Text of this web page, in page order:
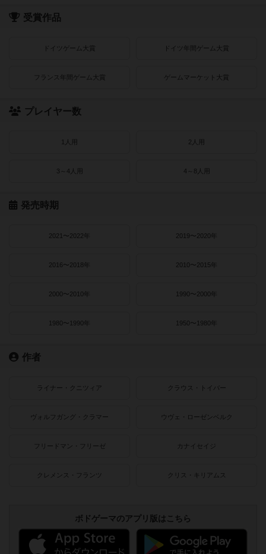
受賞作品
ドイツゲーム大賞 ドイツ年間ゲーム大賞
フランス年間ゲーム大賞 ゲームマーケット大賞
プレイヤー数
1人用 2人用
3～4人用 4～8人用
発売時期
2021〜2022年 2019〜2020年
2016〜2018年 2010〜2015年
2000〜2010年 1990〜2000年
1980〜1990年 1950〜1980年
作者
ライナー・クニツィア クラウス・トイバー
ヴォルフガング・クラマー ウヴェ・ローゼンベルク
フリードマン・フリーゼ カナイセイジ
クレメンス・フランツ クリス・キリアムス
ボドゲーマのアプリ版はこちら